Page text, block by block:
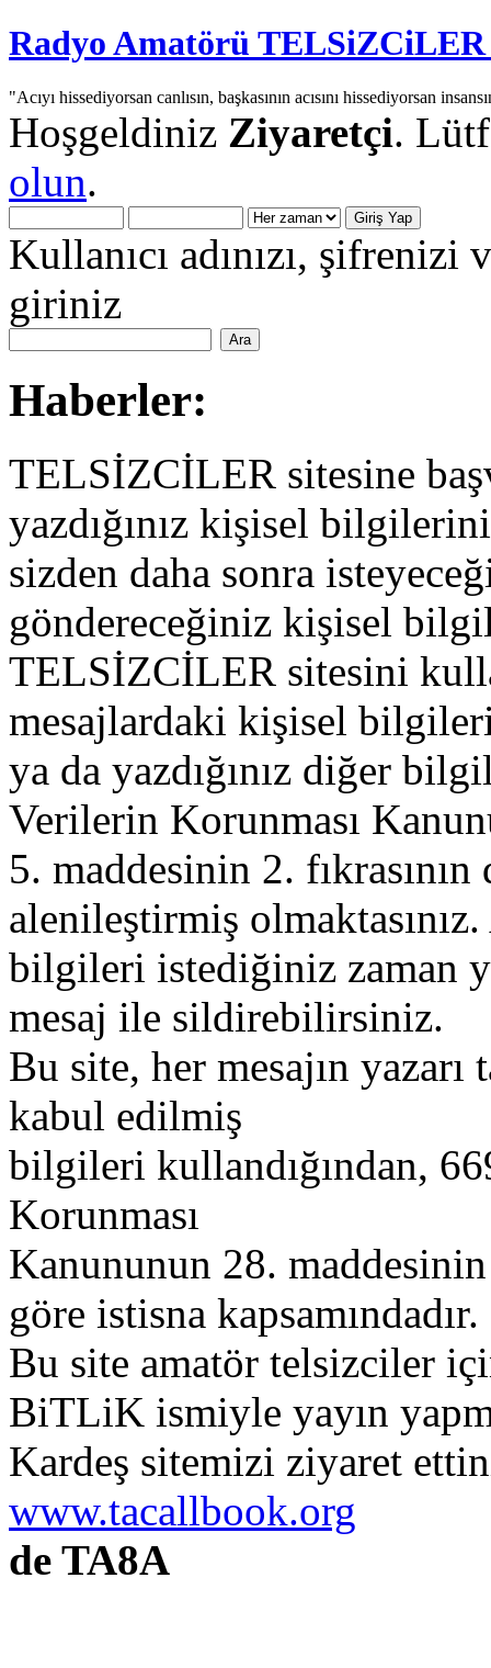
Radyo Amatörü
"Acıyı hissediyorsan canlısın, başkasının acısını hissediyorsan
Hoşgeldiniz Ziyaretçi.
olun.
Kullanıcı adınızı,
giriniz
Haberler:
TELSİZCİLER sitesine
yazdığınız kişisel
sizden daha sonra
göndereceğiniz kişisel
TELSİZCİLER sitesini
mesajlardaki kişisel
ya da yazdığınız diğer
Verilerin Korunması
5. maddesinin 2.
alenileştirmiş
bilgileri istediğiniz zaman
mesaj ile sildirebilirsiniz.
Bu site, her mesajın
kabul edilmiş
bilgileri kullandığından,
Korunması
Kanununun 28. maddesinin
göre istisna kapsamındadır.
Bu site amatör telsizciler
BiTLiK ismiyle yayın
Kardeş sitemizi ziyaret
www.tacallbook.org
de TA8A